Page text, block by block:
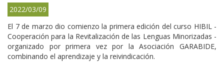
2022/03/09
El 7 de marzo dio comienzo la primera edición del curso HIBIL -
Cooperación para la Revitalización de las Lenguas Minorizadas -
organizado por primera vez por la Asociación GARABIDE,
combinando el aprendizaje y la reivindicación.